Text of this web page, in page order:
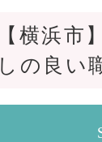
【横浜
しの良い